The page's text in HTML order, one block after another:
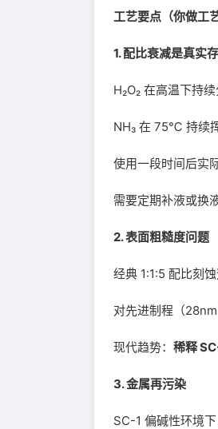
工艺要点（你做工
1. 配比衰减是真实
H₂O₂ 在高温下持
NH₃ 在 75℃ 持续
使用一段时间后实
需要定期补液或换
2. 表面粗糙度问题
经典 1:1:5 配比刻
对先进制程（
现代趋势： 稀释
3. 金属再污染
SC-1 偏碱性环境